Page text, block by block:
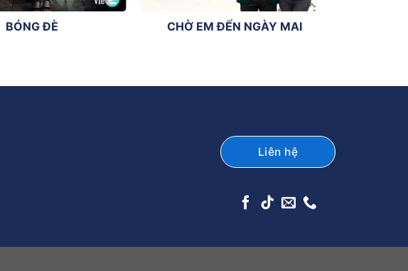
BÓNG ĐÈ CHỜ EM ĐẾN NGÀY MAI
Liên hệ